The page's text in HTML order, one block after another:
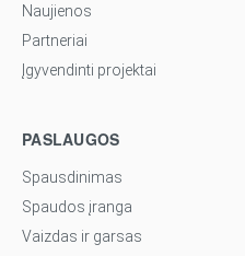
Naujienos
Partneriai
Įgyvendinti projektai
PASLAUGOS
Spausdinimas
Spaudos įranga
Vaizdas ir garsas